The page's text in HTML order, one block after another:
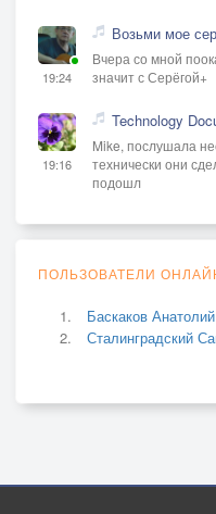
19:24
Возьми мое
Вчера со мной
значит с Серёгой+
19:16
Technology
Mike, послушала
технически они
подошл
ПОЛЬЗОВАТЕЛИ
Баскаков Анатолий
Сталинградский